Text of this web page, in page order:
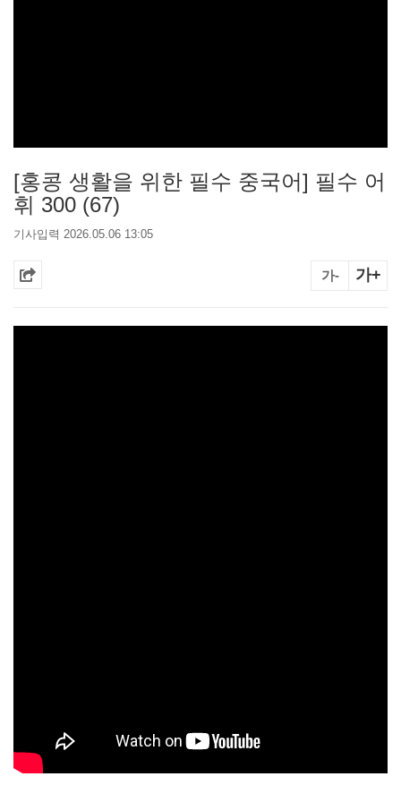
[홍콩 생활을 위한 필수 중국어] 필수 어
휘 300 (67)
기사입력 2026.05.06 13:05
가- 가+